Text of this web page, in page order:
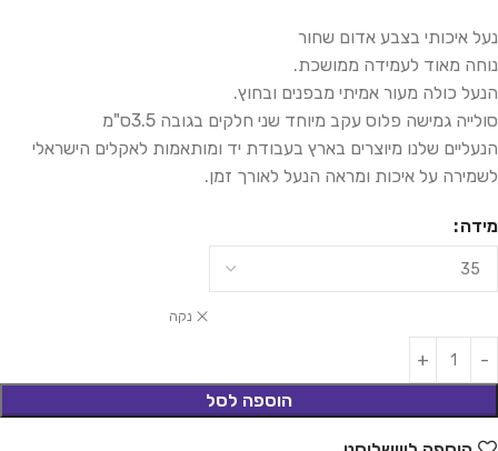
נעל איכותי בצבע אדום שחור
נוחה מאוד לעמידה ממושכת.
הנעל כולה מעור אמיתי מבפנים ובחוץ.
סולייה גמישה פלוס עקב מיוחד שני חלקים בגובה 3.5ס"מ
הנעליים שלנו מיוצרים בארץ בעבודת יד ומותאמות לאקלים הישראלי
לשמירה על איכות ומראה הנעל לאורך זמן.
מידה
נקה
הוספה לסל